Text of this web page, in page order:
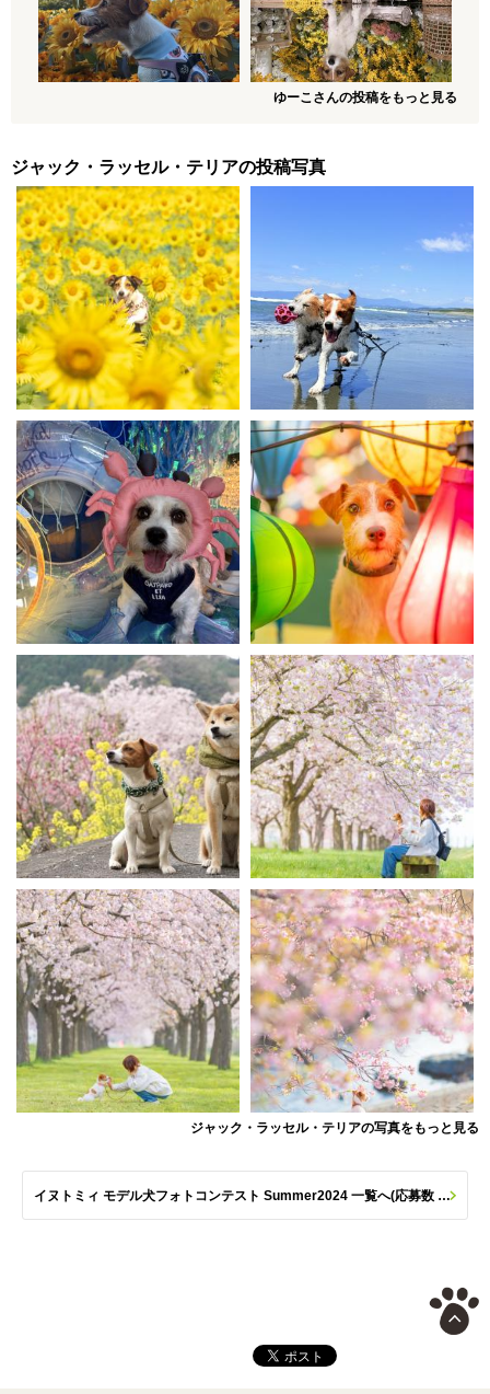
ゆーこさんの投稿をもっと見る
ジャック・ラッセル・テリアの投稿写真
ジャック・ラッセル・テリアの写真をもっと見る
イヌトミィ モデル犬フォトコンテスト Summer2024 一覧へ(応募数 259枚)